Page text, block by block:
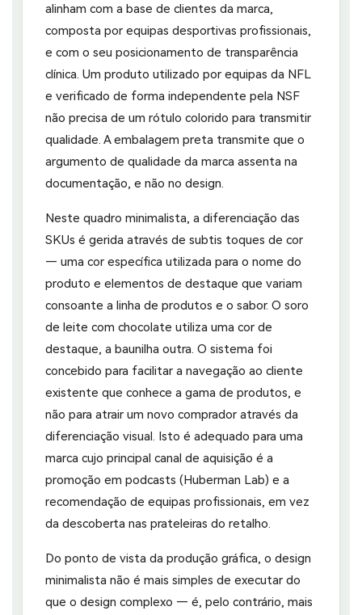
alinham com a base de clientes da marca,
composta por equipas desportivas profissionais,
e com o seu posicionamento de transparência
clínica. Um produto utilizado por equipas da NFL
e verificado de forma independente pela NSF
não precisa de um rótulo colorido para transmitir
qualidade. A embalagem preta transmite que o
argumento de qualidade da marca assenta na
documentação, e não no design.
Neste quadro minimalista, a diferenciação das
SKUs é gerida através de subtis toques de cor
— uma cor específica utilizada para o nome do
produto e elementos de destaque que variam
consoante a linha de produtos e o sabor. O soro
de leite com chocolate utiliza uma cor de
destaque, a baunilha outra. O sistema foi
concebido para facilitar a navegação ao cliente
existente que conhece a gama de produtos, e
não para atrair um novo comprador através da
diferenciação visual. Isto é adequado para uma
marca cujo principal canal de aquisição é a
promoção em podcasts (Huberman Lab) e a
recomendação de equipas profissionais, em vez
da descoberta nas prateleiras do retalho.
Do ponto de vista da produção gráfica, o design
minimalista não é mais simples de executar do
que o design complexo — é, pelo contrário, mais